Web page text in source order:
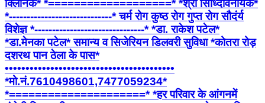
क्लिनिक* *===================* *श्री सिध्दिविनायक*
*-----------------------------* चर्म रोग कुष्ठ रोग गुप्त रोग सौदंर्य
विशेज्ञ *-------------------------------* *डा. राकेश पटेल*
*डा.मेनका पटेल* समान्य व सिजेरियन डिलवरी सुविधा *कोतरा रोड़
दशरथ पान ठेला के पास*
•••••••••••••••••••••••••••••••••••••••••
*मो.नं.7610498601,7477059234*
*=====================* *हर परिवार के आंगनमें